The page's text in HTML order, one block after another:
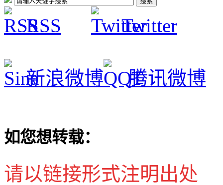
RSS Twitter
新浪微博 腾讯微博
如您想转载：
请以链接形式注明出处